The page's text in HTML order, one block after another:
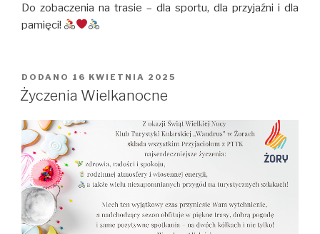
Do zobaczenia na trasie – dla sportu, dla przyjaźni i dla
pamięci!
DODANO OPUBLIKOWANE
W
16 KWIETNIA 2025
Życzenia Wielkanocne